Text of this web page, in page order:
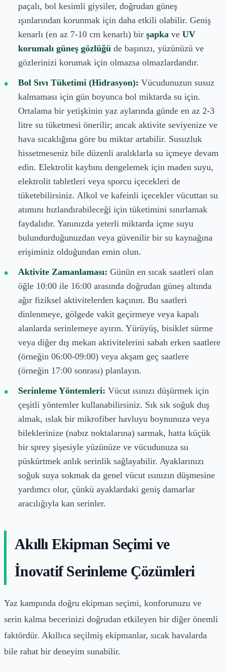
paçalı, bol kesimli giysiler, doğrudan güneş
ışınlarından korunmak için daha etkili olabilir. Geniş
kenarlı (en az 7-10 cm kenarlı) bir şapka ve UV
korumalı güneş gözlüğü de başınızı, yüzünüzü ve
gözlerinizi korumak için olmazsa olmazlardandır.
Bol Sıvı Tüketimi (Hidrasyon): Vücudunuzun susuz
kalmaması için gün boyunca bol miktarda su için.
Ortalama bir yetişkinin yaz aylarında günde en az 2-3
litre su tüketmesi önerilir; ancak aktivite seviyenize ve
hava sıcaklığına göre bu miktar artabilir. Susuzluk
hissetmeseniz bile düzenli aralıklarla su içmeye devam
edin. Elektrolit kaybını dengelemek için maden suyu,
elektrolit tabletleri veya sporcu içecekleri de
tüketebilirsiniz. Alkol ve kafeinli içecekler vücuttan su
atımını hızlandırabileceği için tüketimini sınırlamak
faydalıdır. Yanınızda yeterli miktarda içme suyu
bulundurduğunuzdan veya güvenilir bir su kaynağına
erişiminiz olduğundan emin olun.
Aktivite Zamanlaması: Günün en sıcak saatleri olan
öğle 10:00 ile 16:00 arasında doğrudan güneş altında
ağır fiziksel aktivitelerden kaçının. Bu saatleri
dinlenmeye, gölgede vakit geçirmeye veya kapalı
alanlarda serinlemeye ayırın. Yürüyüş, bisiklet sürme
veya diğer dış mekan aktivitelerini sabah erken saatlere
(örneğin 06:00-09:00) veya akşam geç saatlere
(örneğin 17:00 sonrası) planlayın.
Serinleme Yöntemleri: Vücut ısınızı düşürmek için
çeşitli yöntemler kullanabilirsiniz. Sık sık soğuk duş
almak, ıslak bir mikrofiber havluyu boynunuza veya
bileklerinize (nabız noktalarına) sarmak, hatta küçük
bir sprey şişesiyle yüzünüze ve vücudunuza su
püskürtmek anlık serinlik sağlayabilir. Ayaklarınızı
soğuk suya sokmak da genel vücut ısınızın düşmesine
yardımcı olur, çünkü ayaklardaki geniş damarlar
aracılığıyla kan serinler.
Akıllı Ekipman Seçimi ve
İnovatif Serinleme Çözümleri
Yaz kampında doğru ekipman seçimi, konforunuzu ve
serin kalma becerinizi doğrudan etkileyen bir diğer önemli
faktördür. Akıllıca seçilmiş ekipmanlar, sıcak havalarda
bile rahat bir deneyim sunabilir.